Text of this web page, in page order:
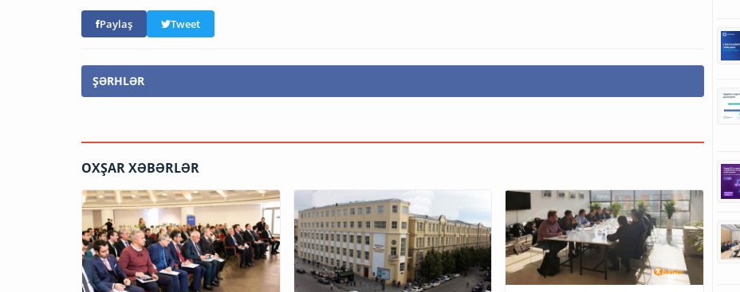
Paylaş Tweet
ŞƏRHLƏR
OXŞAR XƏBƏRLƏR